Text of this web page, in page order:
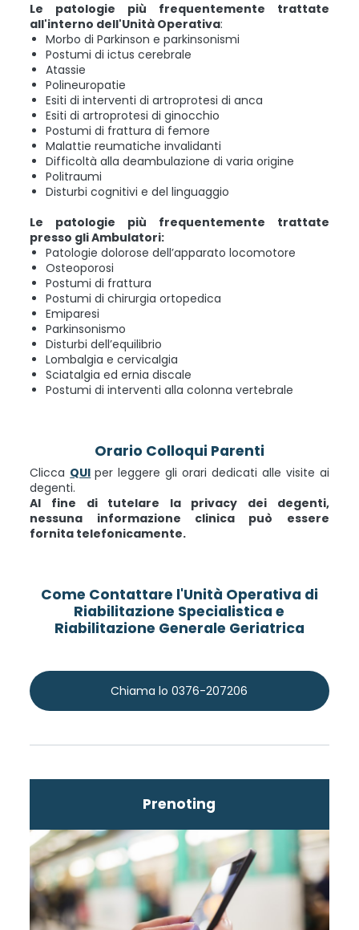
Le patologie più frequentemente trattate
all'interno dell'Unità Operativa:
Morbo di Parkinson e parkinsonismi
Postumi di ictus cerebrale
Atassie
Polineuropatie
Esiti di interventi di artroprotesi di anca
Esiti di artroprotesi di ginocchio
Postumi di frattura di femore
Malattie reumatiche invalidanti
Difficoltà alla deambulazione di varia origine
Politraumi
Disturbi cognitivi e del linguaggio
Le patologie più frequentemente trattate
presso gli Ambulatori:
Patologie dolorose dell’apparato locomotore
Osteoporosi
Postumi di frattura
Postumi di chirurgia ortopedica
Emiparesi
Parkinsonismo
Disturbi dell’equilibrio
Lombalgia e cervicalgia
Sciatalgia ed ernia discale
Postumi di interventi alla colonna vertebrale
Orario Colloqui Parenti
Clicca QUI per leggere gli orari dedicati alle visite ai
degenti.
Al fine di tutelare la privacy dei degenti,
nessuna informazione clinica può essere
fornita telefonicamente.
Come Contattare l'Unità Operativa di
Riabilitazione Specialistica e
Riabilitazione Generale Geriatrica
Chiama lo 0376-207206
Prenoting